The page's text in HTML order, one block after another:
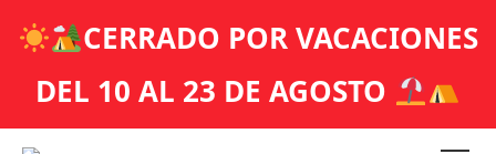
CERRADO POR VACACIONES
DEL 10 AL 23 DE AGOSTO